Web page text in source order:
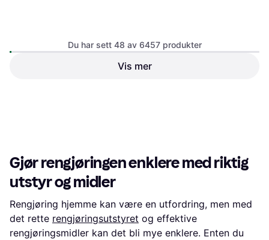
Du har sett 48 av 6457 produkter
Vis mer
Gjør rengjøringen enklere med riktig
utstyr og midler
Rengjøring hjemme kan være en utfordring, men med
det rette rengjøringsutstyret og effektive
rengjøringsmidler kan det bli mye enklere. Enten du